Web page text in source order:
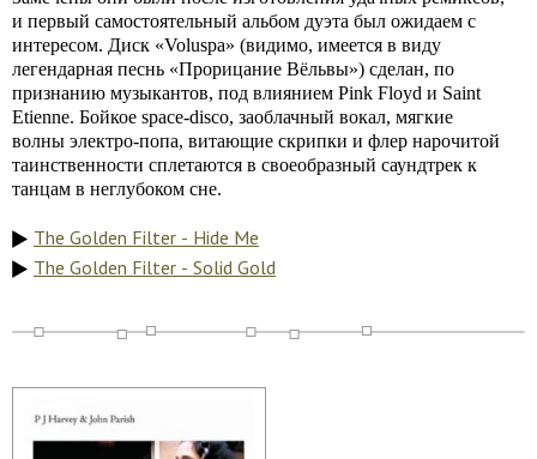
и первый самостоятельный альбом дуэта был ожидаем с
интересом. Диск «Voluspa» (видимо, имеется в виду
легендарная песнь «Прорицание Вёльвы») сделан, по
признанию музыкантов, под влиянием Pink Floyd и Saint
Etienne. Бойкое space-disco, заоблачный вокал, мягкие
волны электро-попа, витающие скрипки и флер нарочитой
таинственности сплетаются в своеобразный саундтрек к
танцам в неглубоком сне.
The Golden Filter - Hide Me
The Golden Filter - Solid Gold